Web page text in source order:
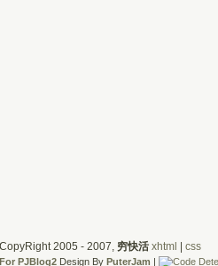
2005 - 2007, 穷快活 xhtml css
PJBlog2 Design By PuterJam |